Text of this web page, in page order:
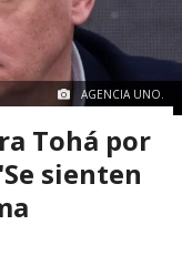
AGENCIA UNO.
Tohá por
sienten